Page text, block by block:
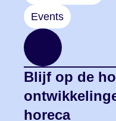
Events
Blijf op de
horeca